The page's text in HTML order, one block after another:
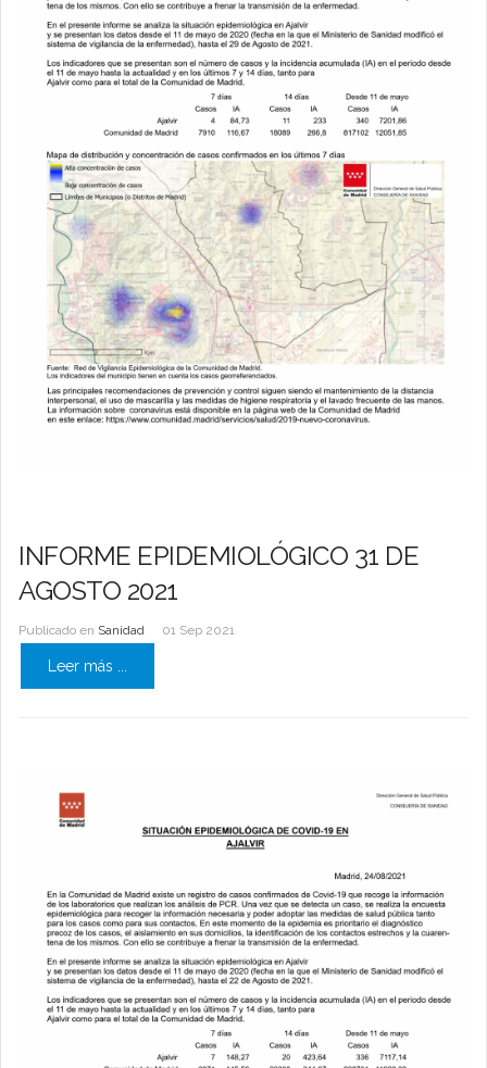
INFORME EPIDEMIOLÓGICO 31 DE
AGOSTO 2021
Publicado en Sanidad 01 Sep 2021
Leer más ...